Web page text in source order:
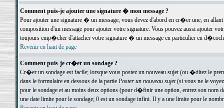
Comment puis-je ajouter une signature � mon message ?
Pour ajouter une signature � un message, vous devez d'abord en cr�er une, en
composition d'un message pour ajouter votre signature. Vous pouvez aussi ajouter
toujours emp�cher d'attacher votre signature � un message en particulier en
Revenir en haut de page
Comment puis-je cr�er un sondage ?
Cr�er un sondage est facile; lorsque vous postez un nouveau sujet (ou �ditez le
dans le formulaire en dessous de la partie Poster un nouveau sujet(si vous ne le voyez
pour le sondage et au moins deux options (pour d�finir une option, entrez son nom
une date limite pour le sondage; 0 est un sondage infini. Il y a une limite pour le